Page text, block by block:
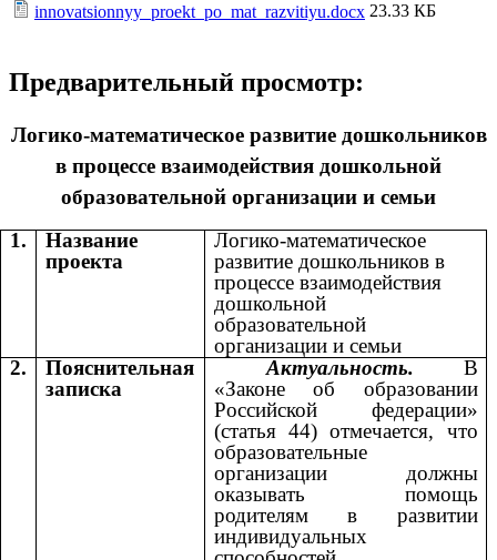
innovatsionnyy_proekt_po_mat_razvitiyu.docx 23.33 КБ
Предварительный просмотр:
Логико-математическое развитие дошкольников
в процессе взаимодействия дошкольной
образовательной организации и семьи
1.
Название
проекта
Логико-математическое
развитие дошкольников в
процессе взаимодействия
дошкольной
образовательной
организации и семьи
2.
Пояснительная
записка
Актуальность. В
«Законе об образовании
Российской федерации»
(статья 44) отмечается, что
образовательные
организации должны
оказывать помощь
родителям в развитии
индивидуальных